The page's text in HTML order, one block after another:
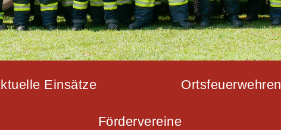
Einsätze Ortsfeuerwehren
Fördervereine